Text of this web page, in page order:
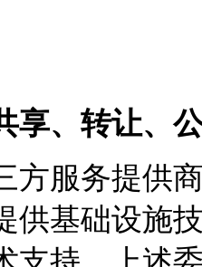
享、转让、
方服务提供
供基础设施